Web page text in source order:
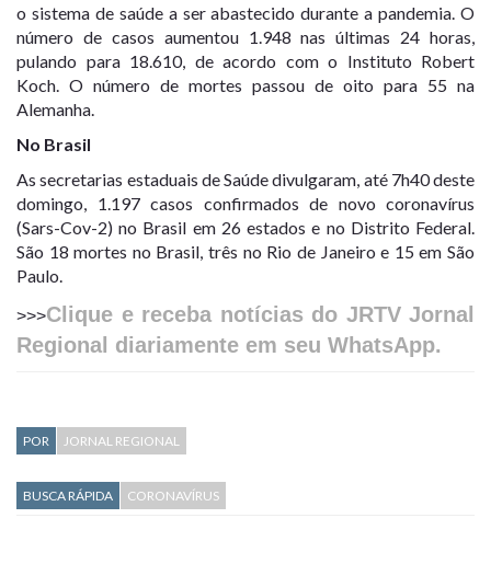
o sistema de saúde a ser abastecido durante a pandemia. O
número de casos aumentou 1.948 nas últimas 24 horas,
pulando para 18.610, de acordo com o Instituto Robert
Koch. O número de mortes passou de oito para 55 na
Alemanha
No Brasil
As secretarias estaduais de Saúde divulgaram, até 7h40 deste
domingo, 1.197 casos confirmados de novo coronavírus
(Sars-Cov-2) no Brasil em 26 estados e no Distrito Federal.
São 18 mortes no Brasil, três no Rio de Janeiro e 15 em São
Paulo.
>>>Clique e receba notícias do JRTV Jornal
Regional diariamente em seu WhatsApp.
POR JORNAL REGIONAL
BUSCA RÁPIDA CORONAVÍRUS